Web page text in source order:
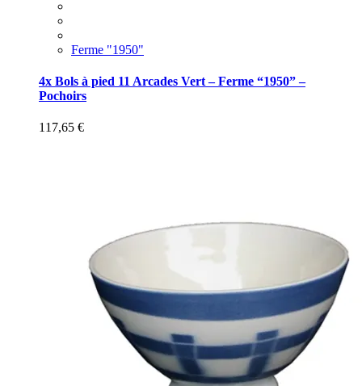
Ferme "1950"
4x Bols à pied 11 Arcades Vert – Ferme “1950” –
Pochoirs
117,65 €